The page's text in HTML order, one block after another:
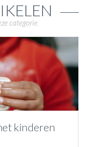
categorie
kinderen